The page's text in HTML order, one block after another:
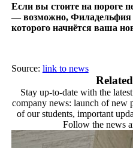
Если вы стоите на пороге
— возможно, Филадельфия
которого начнётся ваша
Source: link to news
Stay up-to-date with the
company news: launch of new
of our students, important
Follow the news